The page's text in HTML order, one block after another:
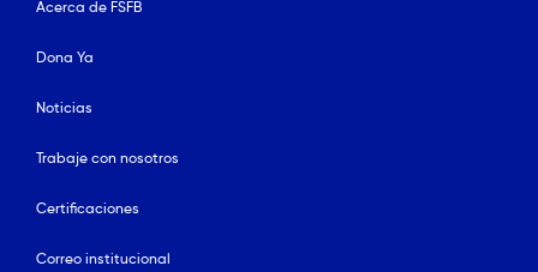
Acerca de FSFB
Dona Ya
Noticias
Trabaje con nosotros
Certificaciones
Correo institucional